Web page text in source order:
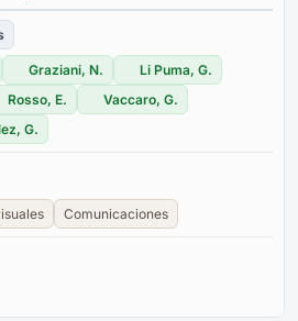
Graziani, N.
Li Puma, G.
Rosso, E.
Vaccaro, G.
G.
Comunicaciones